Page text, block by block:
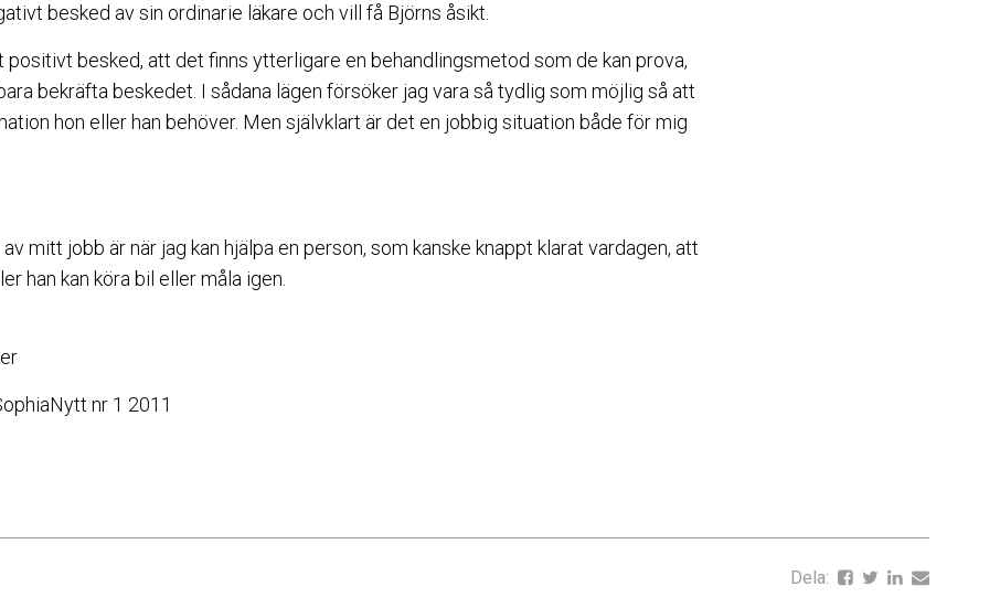
besked av sin ordinarie läkare och vill få Björns åsikt.
positivt besked, att det finns ytterligare en behandlingsmetod som de kan prova,
bekräfta beskedet. I sådana lägen försöker jag vara så tydlig som möjlig så att
hon eller han behöver. Men självklart är det en jobbig situation både för mig
mitt jobb är när jag kan hjälpa en person, som kanske knappt klarat vardagen, att
han kan köra bil eller måla igen.
nr 1 2011
Dela: